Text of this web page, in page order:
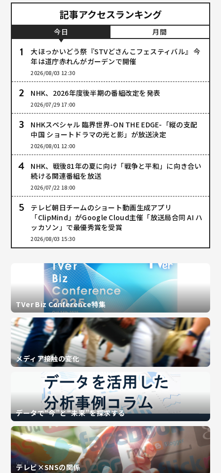
記事アクセスランキング
今日
月間
大ほっかいどう祭『STVどさんこフェスティバル』 今
年は道庁赤れんがガーデンで開催
2026/08/03 12:30
NHK、2026年度後半期の番組改定を発表
2026/07/29 17:00
NHKスペシャル 臨界世界-ON THE EDGE-「縦の支配
中国 ショートドラマの光と影」が放送決定
2026/08/01 12:00
NHK、戦後81年の夏に向け「戦争と平和」に向き合い
続ける関連番組を放送
2026/07/22 18:00
テレビ朝日チームのショート動画生成アプリ
「ClipMind」がGoogle Cloud主催「放送局合同 AI ハ
ッカソン」で最優秀賞を受賞
2026/08/03 15:30
TVer Biz Conference特集
メディア接触の変化
データで“今”と“未来”を探求する
テレビ×SNSの関係